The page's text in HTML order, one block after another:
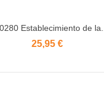
Establecimiento de la...
25,95 €